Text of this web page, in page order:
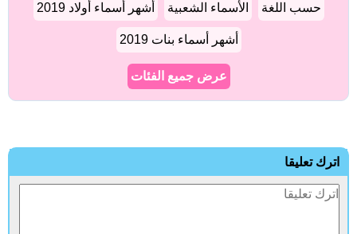
حسب اللغة الأسماء الشعبية أشهر أسماء أولاد 2019
أشهر أسماء بنات 2019
عرض جميع الفئات
اترك تعليقا